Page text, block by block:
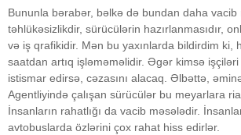
Bununla bərabər, bəlkə də bundan daha vacib
təhlükəsizlikdir, sürücülərin hazırlanmasıdır,
və iş qrafikidir. Mən bu yaxınlarda bildirdim ki,
saatdan artıq işləməməlidir. Əgər kimsə işçiləri
istismar edirsə, cəzasını alacaq. Əlbəttə,
Agentliyində çalışan sürücülər bu meyarlara
İnsanların rahatlığı da vacib məsələdir.
avtobuslarda özlərini çox rahat hiss edirlər.